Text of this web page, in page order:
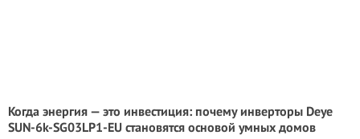
Когда энергия — это инвестиция: почему инверторы Deye
SUN-6k-SG03LP1-EU становятся основой умных домов